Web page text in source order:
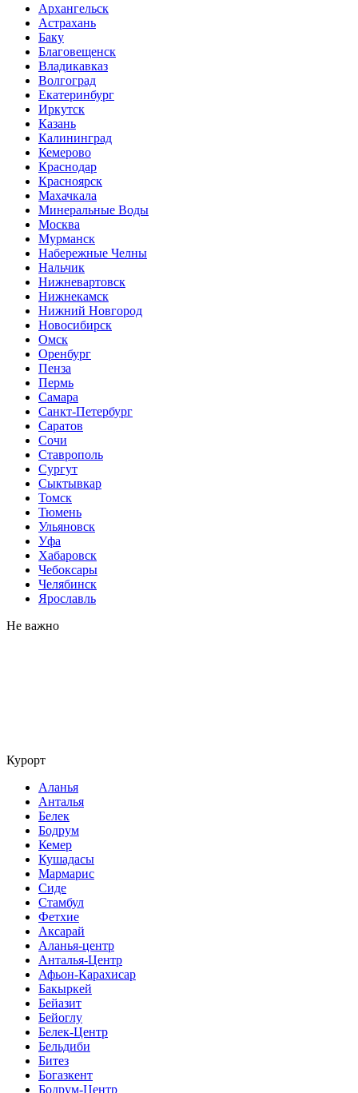
Архангельск
Астрахань
Баку
Благовещенск
Владикавказ
Волгоград
Екатеринбург
Иркутск
Казань
Калининград
Кемерово
Краснодар
Красноярск
Махачкала
Минеральные Воды
Москва
Мурманск
Набережные Челны
Нальчик
Нижневартовск
Нижнекамск
Нижний Новгород
Новосибирск
Омск
Оренбург
Пенза
Пермь
Самара
Санкт-Петербург
Саратов
Сочи
Ставрополь
Сургут
Сыктывкар
Томск
Тюмень
Ульяновск
Уфа
Хабаровск
Чебоксары
Челябинск
Ярославль
Не важно
Курорт
Аланья
Анталья
Белек
Бодрум
Кемер
Кушадасы
Мармарис
Сиде
Стамбул
Фетхие
Аксарай
Аланья-центр
Анталья-Центр
Афьон-Карахисар
Бакыркей
Бейазит
Бейоглу
Белек-Центр
Бельдиби
Битез
Богазкент
Бодрум-Центр